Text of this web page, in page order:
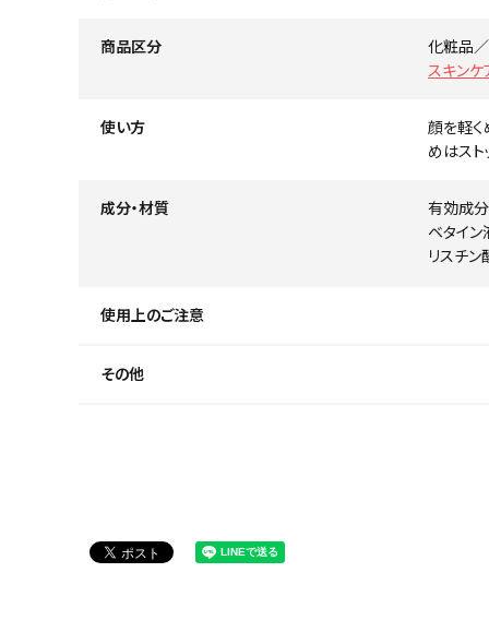
商品区分
化粧品
スキンケ
使い方
顔を軽く
めはスト
成分・材質
有効成分
ベタイン
リスチン
使用上のご注意
その他